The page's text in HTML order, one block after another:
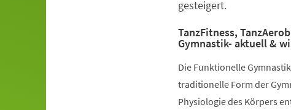
gesteigert.
TanzFitness,
Gymnastik- aktuell &
Die Funktionelle
traditionelle Form der
Physiologie des Körpers